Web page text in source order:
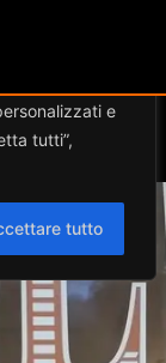
e
tutti”,
tutto